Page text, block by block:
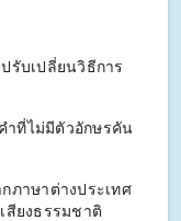
รับเปลี่ยนวิธีการ
ำที่ไม่มีตัวอักษรคัน
ภาษาต่างประเทศ
สียงธรรมชาติ